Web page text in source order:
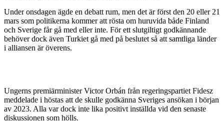
Under onsdagen ägde en debatt rum, men det är först den 20 eller 21
mars som politikerna kommer att rösta om huruvida både Finland
och Sverige får gå med eller inte. För ett slutgiltigt godkännande
behöver dock även Turkiet gå med på beslutet så att samtliga länder
i alliansen är överens.
Ungerns premiärminister Victor Orbán från regeringspartiet Fidesz
meddelade i höstas att de skulle godkänna Sveriges ansökan i början
av 2023. Alla var dock inte lika positivt inställda vid den senaste
diskussionen som hölls.